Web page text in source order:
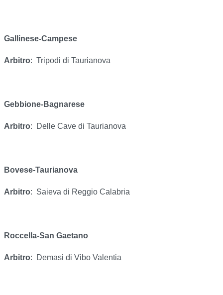
Gallinese-Campese
Arbitro: Tripodi di Taurianova
Gebbione-Bagnarese
Arbitro: Delle Cave di Taurianova
Bovese-Taurianova
Arbitro: Saieva di Reggio Calabria
Roccella-San Gaetano
Arbitro: Demasi di Vibo Valentia